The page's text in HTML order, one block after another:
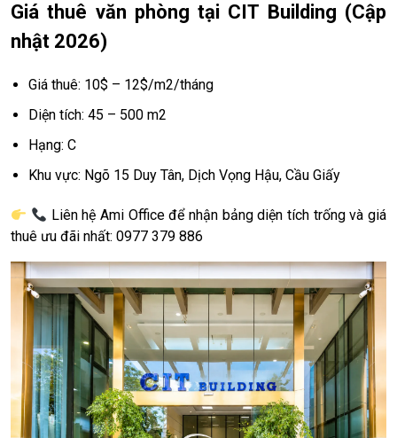
Giá thuê văn phòng tại CIT Building (Cập
nhật 2026)
Giá thuê: 10$ – 12$/m2/tháng
Diện tích: 45 – 500 m2
Hạng: C
Khu vực: Ngõ 15 Duy Tân, Dịch Vọng Hậu, Cầu Giấy
Liên hệ Ami Office để nhận bảng diện tích trống và giá
thuê ưu đãi nhất: 0977 379 886